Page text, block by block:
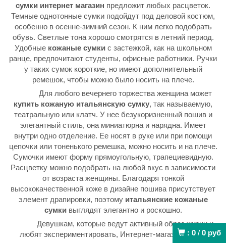
: 0/0 руб
сумки интернет магазин предложит любых расцветок.
Темные однотонные сумки подойдут под деловой костюм,
особенно в осенне-зимний сезон. К ним легко подобрать
обувь. Светлые тона хорошо смотрятся в летний период.
Удобные кожаные сумки с застежкой, как на школьном
ранце, предпочитают студенты, офисные работники. Ручки
у таких сумок короткие, но имеют дополнительный
ремешок, чтобы можно было носить на плече.
Для любого вечернего торжества женщина может
купить кожаную итальянскую сумку, так называемую,
театральную или клатч. У нее безукоризненный пошив и
элегантный стиль, она миниатюрна и нарядна. Имеет
внутри одно отделение. Ее носят в руке или при помощи
цепочки или тоненького ремешка, можно носить и на плече.
Сумочки имеют форму прямоугольную, трапециевидную.
Расцветку можно подобрать на любой вкус в зависимости
от возраста женщины. Благодаря тонкой
высококачественной коже в дизайне пошива присутствует
элемент драпировки, поэтому итальянские кожаные
сумкивыглядят элегантно и роскошно.
Девушкам, которые ведут активный образ жизни и
любят экспериментировать, Интернет-магазин может